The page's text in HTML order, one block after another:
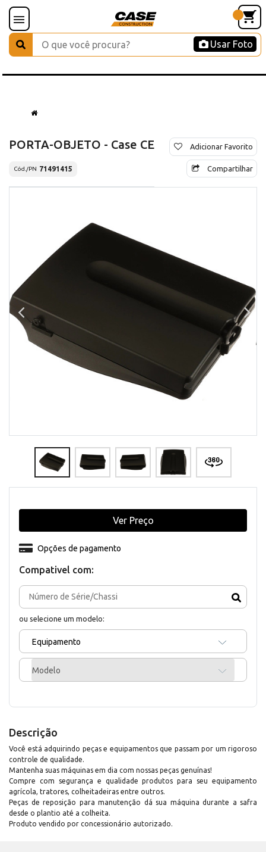
Usar Foto
PORTA-OBJETO - Case CE
Cód./PN 71491415
Adicionar Favorito
Compartilhar
Compativel com:
ou selecione um modelo:
Equipamento
Modelo
Opções de pagamento
Ver Preço
Descrição
Você está adquirindo peças e equipamentos que passam por um rigoroso
controle de qualidade.
Mantenha suas máquinas em dia com nossas peças genuínas!
Compre com segurança e qualidade produtos para seu equipamento
agrícola, tratores, colheitadeiras entre outros.
Peças de reposição para manutenção dá sua máquina durante a safra
desde o plantio até a colheita.
Produto vendido por concessionário autorizado.